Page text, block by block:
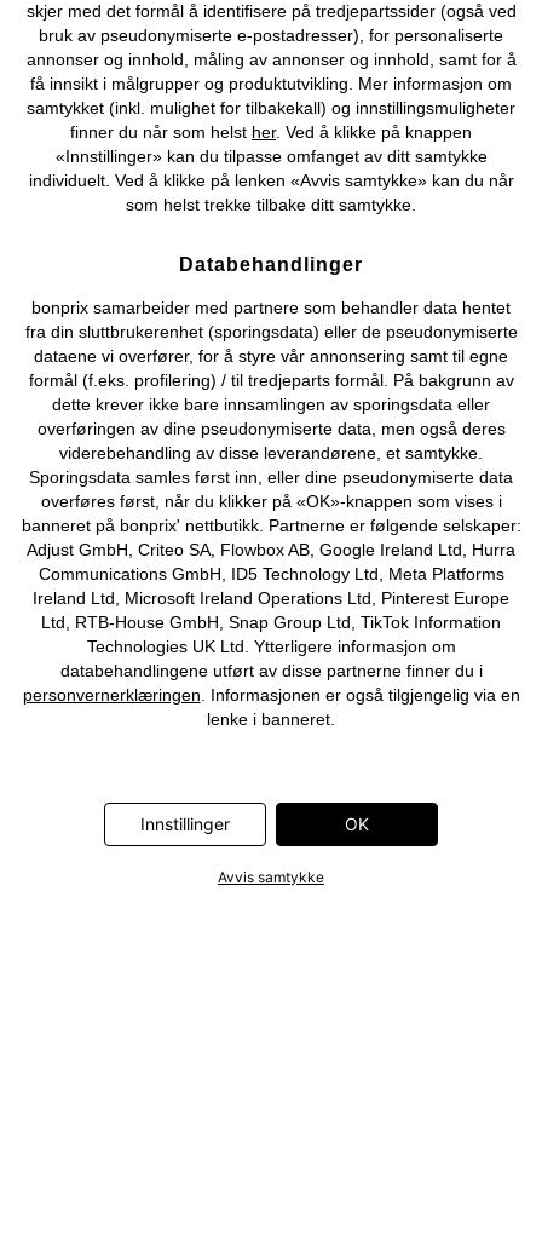
Selskapet
Topkategorier / Sesongvarer
Du kan også finne oss på
Cookie-innstillinger
Om Oss Angre kjøp
© 2026 bonprix.
skjer med det formål å identifisere på tredjepartssider (også ved
bruk av pseudonymiserte e-postadresser), for personaliserte
annonser og innhold, måling av annonser og innhold, samt for å
få innsikt i målgrupper og produktutvikling. Mer informasjon om
samtykket (inkl. mulighet for tilbakekall) og innstillingsmuligheter
finner du når som helst her. Ved å klikke på knappen
«Innstillinger» kan du tilpasse omfanget av ditt samtykke
individuelt. Ved å klikke på lenken «Avvis samtykke» kan du når
som helst trekke tilbake ditt samtykke.
Databehandlinger
bonprix samarbeider med partnere som behandler data hentet
fra din sluttbrukerenhet (sporingsdata) eller de pseudonymiserte
dataene vi overfører, for å styre vår annonsering samt til egne
formål (f.eks. profilering) / til tredjeparts formål. På bakgrunn av
dette krever ikke bare innsamlingen av sporingsdata eller
overføringen av dine pseudonymiserte data, men også deres
viderebehandling av disse leverandørene, et samtykke.
Sporingsdata samles først inn, eller dine pseudonymiserte data
overføres først, når du klikker på «OK»-knappen som vises i
banneret på bonprix' nettbutikk. Partnerne er følgende selskaper:
Adjust GmbH, Criteo SA, Flowbox AB, Google Ireland Ltd, Hurra
Communications GmbH, ID5 Technology Ltd, Meta Platforms
Ireland Ltd, Microsoft Ireland Operations Ltd, Pinterest Europe
Ltd, RTB-House GmbH, Snap Group Ltd, TikTok Information
Technologies UK Ltd. Ytterligere informasjon om
databehandlingene utført av disse partnerne finner du i
personvernerklæringen . Informasjonen er også tilgjengelig via en
lenke i banneret.
Innstillinger OK
Avvis samtykke